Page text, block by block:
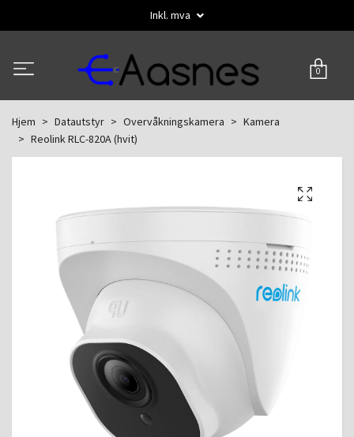
Inkl. mva
0
Hjem Datautstyr Overvåkningskamera
Kamera
Reolink RLC-820A (hvit)